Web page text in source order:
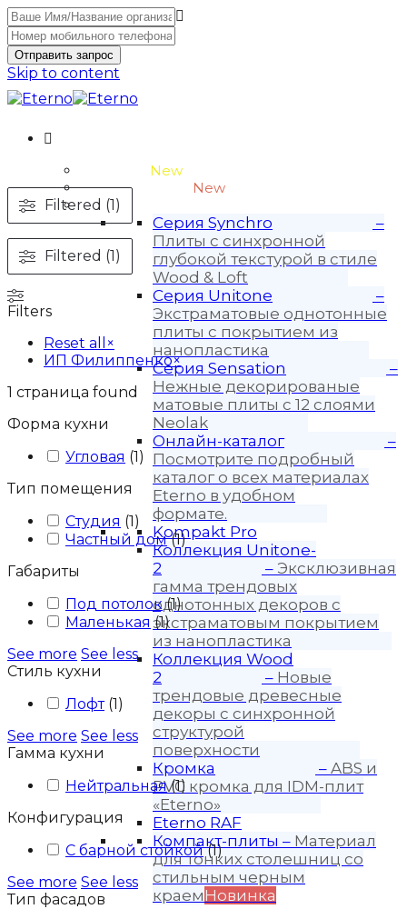
Отправить запрос
Skip to content
New
Wood-3 и Loft-2
New
Материалы
Серия Synchro
–
Плиты с синхронной
глубокой текстурой в стиле
Wood & Loft
Серия Unitone
–
Экстраматовые однотонные
плиты с покрытием из
нанопластика
Серия Sensation
–
Нежные декорированые
матовые плиты с 12 слоями
Neolak
Онлайн-каталог
–
Посмотрите подробный
каталог о всех материалах
Eterno в удобном
формате.
Kompakt Pro
Коллекция Unitone-
2
– Эксклюзивная
гамма трендовых
однотонных декоров с
экстраматовым покрытием
из нанопластика
Коллекция Wood
2
– Новые
трендовые древесные
декоры с синхронной
структурой
поверхности
Кромка
– ABS и
PVC кромка для IDM-плит
«Eterno»
Eterno RAF
Компакт-плиты – Материал
для тонких столешниц со
стильным черным
краемНовинка
Filtered (1)
Filtered (1)
Filters
Reset all
×
ИП Филиппенко×
1 страница found
Форма кухни
Угловая (1)
Тип помещения
Студия (1)
Частный дом (1)
Габариты
Под потолок (1)
Маленькая (1)
See more See less
Стиль кухни
Лофт (1)
See more See less
Гамма кухни
Нейтральная (1)
Конфигурация
С барной стойкой (1)
See more See less
Тип фасадов